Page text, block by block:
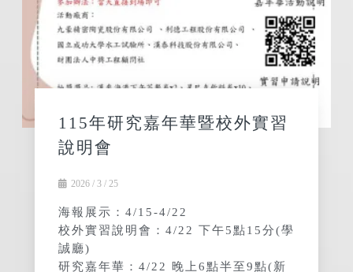
115年研究嘉年華暨校外實習
說明會
2026 / 3 / 25
海報展示：4/15-4/22
校外實習說明會：4/22 下午5點15分(學
誠廳)
研究嘉年華：4/22 晚上6點半至9點(新